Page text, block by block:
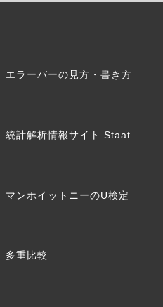
エラーバーの見方・書き方
統計解析情報サイト Staat
マンホイットニーのU検定
多重比較